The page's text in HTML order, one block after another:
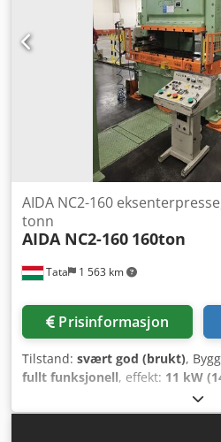
Tata 1 563 km
AIDA NC2-160
tonn
AIDA NC2-160 160ton
Prisinformasjon
Tilstand: svært god (brukt),
fullt funksjonell, effekt: 11 kW
,
600 mm, totalvekt:19 000 kg,